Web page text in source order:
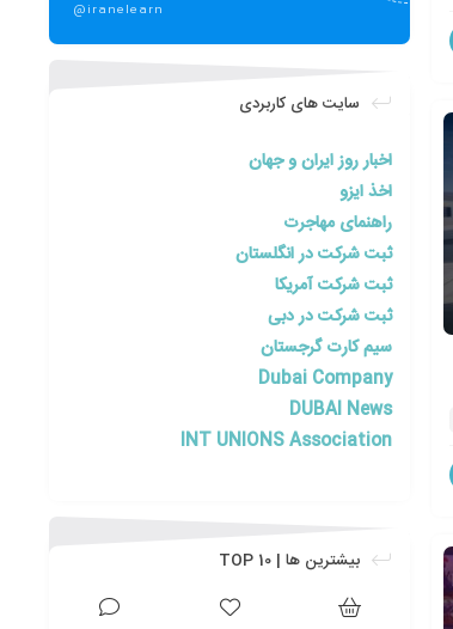
@iranelearn
سایت های کاربردی
اخبار روز ایران و جهان
اخذ ایزو
راهنمای مهاجرت
ثبت شرکت در انگلستان
ثبت شرکت آمریکا
ثبت شرکت در دبی
سیم کارت گرجستان
Dubai Company
DUBAI News
INT UNIONS Association
بیشترین ها | TOP 10